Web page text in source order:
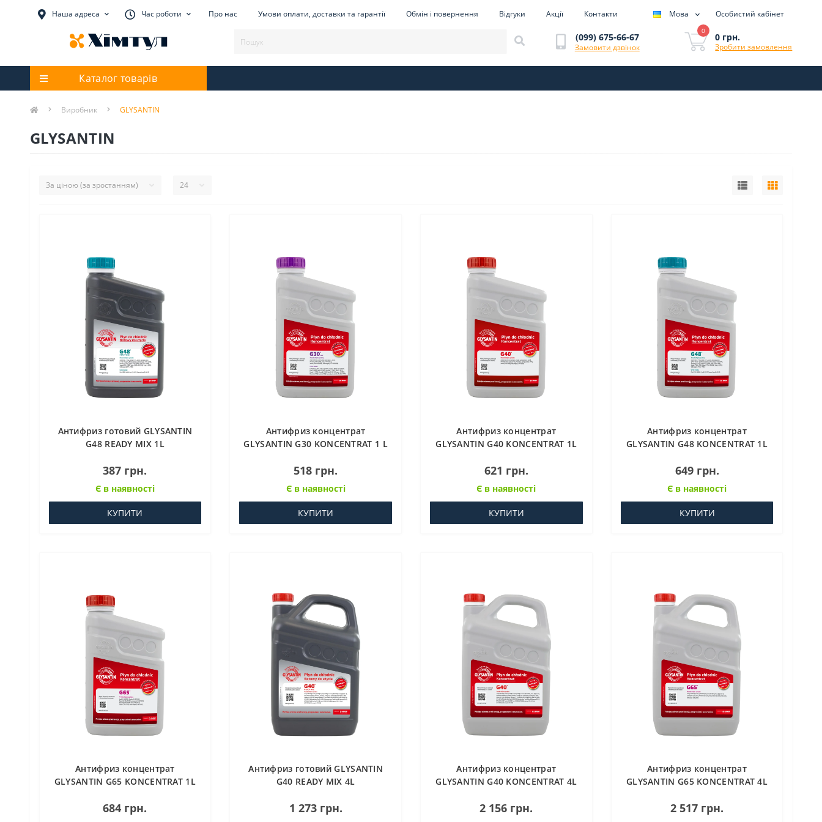
Наша адреса Час роботи Про нас Умови оплати, доставки та гарантії Обмін і повернення Відгуки Акції Контакти Мова Особистий кабінет
(099) 675-66-67
Замовити дзвінок
0
0 грн.
Зробити замовлення
Каталог товарів
Виробник GLYSANTIN
GLYSANTIN
Антифриз готовий GLYSANTIN
G48 READY MIX 1L
387 грн.
Є в наявності
КУПИТИ
Антифриз концентрат
GLYSANTIN G30 KONCENTRAT 1 L
518 грн.
Є в наявності
КУПИТИ
Антифриз концентрат
GLYSANTIN G40 KONCENTRAT 1L
621 грн.
Є в наявності
КУПИТИ
Антифриз концентрат
GLYSANTIN G48 KONCENTRAT 1L
649 грн.
Є в наявності
КУПИТИ
Антифриз концентрат
GLYSANTIN G65 KONCENTRAT 1L
684 грн.
Антифриз готовий GLYSANTIN
G40 READY MIX 4L
1 273 грн.
Антифриз концентрат
GLYSANTIN G40 KONCENTRAT 4L
2 156 грн.
Антифриз концентрат
GLYSANTIN G65 KONCENTRAT 4L
2 517 грн.